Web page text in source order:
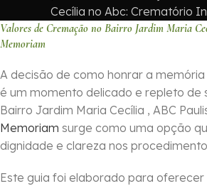
Cecília no Abc: Crematório
Valores de Cremação no Bairro Jardim Maria
Memoriam
A decisão de como honrar a
é um momento delicado e repleto de
Bairro Jardim Maria Cecília , ABC
Memoriam surge como uma opção
dignidade e clareza nos
Este guia foi elaborado para